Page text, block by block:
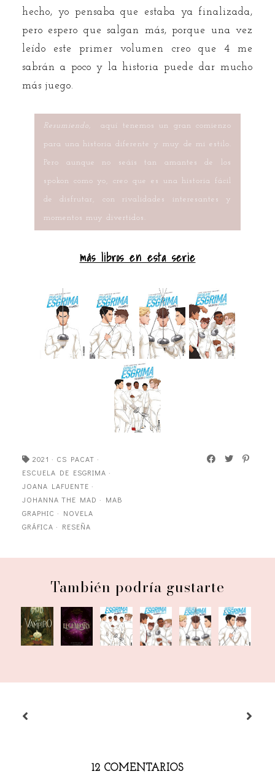
hecho, yo pensaba que estaba ya finalizada,
pero espero que salgan más, porque una vez
leído este primer volumen creo que 4 me
sabrán a poco y la historia puede dar mucho
más juego.
Resumiendo, aquí tenemos un gran comienzo
para una historia diferente y muy de mi estilo.
Pero aunque no seáis tan amantes de los
spokon como yo, creo que es una historia fácil
de disfrutar, con rivalidades interesantes y
momentos muy divertidos.
más libros en esta serie
2021 · CS PACAT ·
ESCUELA DE ESGRIMA ·
JOANA LAFUENTE ·
JOHANNA THE MAD · MAB
GRAPHIC · NOVELA
GRÁFICA · RESEÑA
También podría gustarte
Ajo y el
vampiro
Legendary
Escuela
de
Escuela
de
Escuela
de
Escuela
de
12 COMENTARIOS